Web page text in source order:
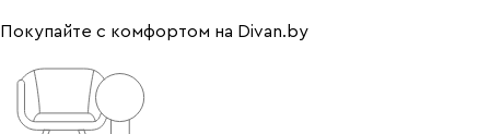
Покупайте с комфортом на Divan.by